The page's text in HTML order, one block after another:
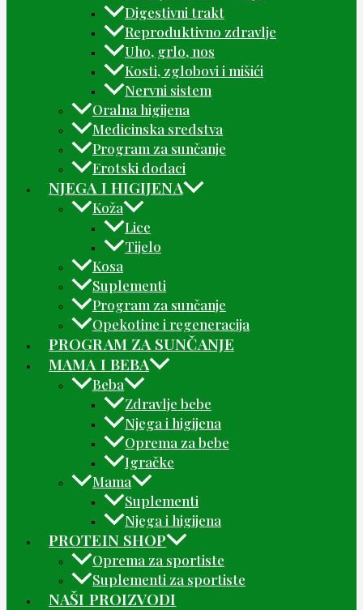
Digestivni trakt
Reproduktivno zdravlje
Uho, grlo, nos
Kosti, zglobovi i mišići
Nervni sistem
Oralna higijena
Medicinska sredstva
Program za sunčanje
Erotski dodaci
NJEGA I HIGIJENA
Koža
Lice
Tijelo
Kosa
Suplementi
Program za sunčanje
Opekotine i regeneracija
PROGRAM ZA SUNČANJE
MAMA I BEBA
Beba
Zdravlje bebe
Njega i higijena
Oprema za bebe
Igračke
Mama
Suplementi
Njega i higijena
PROTEIN SHOP
Oprema za sportiste
Suplementi za sportiste
NAŠI PROIZVODI